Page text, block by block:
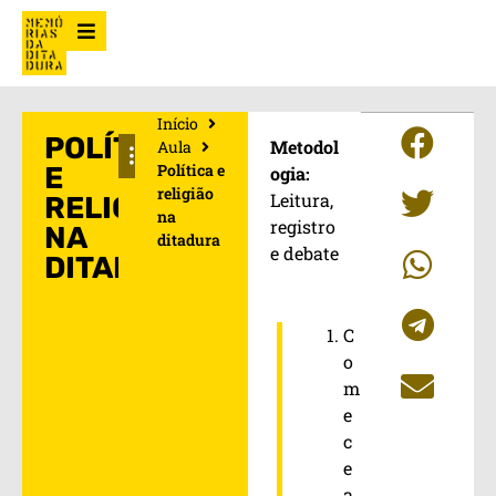
POLÍTICA
E
RELIGIÃO
NA
DITADURA
Início
Aula
Política e
religião
na
ditadura
Metodol
ogia:
Leitura,
registro
e debate
C
o
m
e
c
e